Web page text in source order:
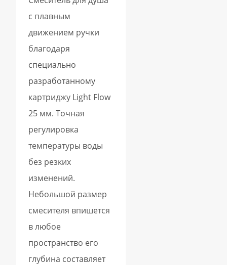
с плавным
движением ручки
благодаря
специально
разработанному
картриджу Light Flow
25 мм. Точная
регулировка
температуры воды
без резких
изменений.
Небольшой размер
смесителя впишется
в любое
пространство его
глубина составляет